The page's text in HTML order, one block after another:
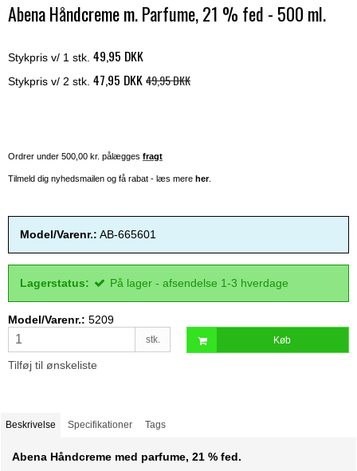
Abena Håndcreme m. Parfume, 21 % fed - 500 ml.
Stykpris v/ 1 stk. 49,95 DKK
Stykpris v/ 2 stk. 47,95 DKK49,95 DKK
Ordrer under 500,00 kr. pålægges fragt
Tilmeld dig nyhedsmailen og få rabat - læs mere her.
Model/Varenr.: AB-665601
Lagerstatus: På lager - afsendelse 1-3 hverdage
Model/Varenr.: 5209
stk. Køb
Tilføj til ønskeliste
Beskrivelse Specifikationer Tags
Abena Håndcreme med parfume, 21 % fed.